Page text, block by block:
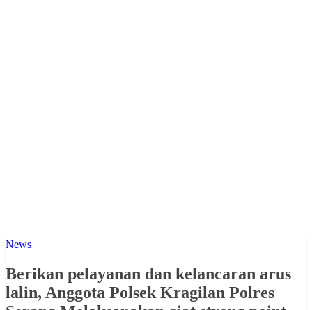
News
Berikan pelayanan dan kelancaran arus
lalin, Anggota Polsek Kragilan Polres